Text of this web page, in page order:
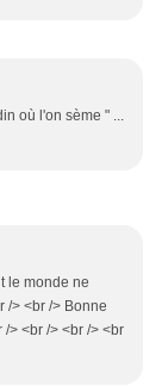
où l'on sème " ...
le monde ne
/> <br /> Bonne
> <br /> <br /> <br